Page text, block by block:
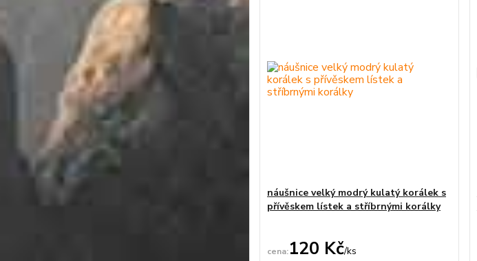
náušnice velký modrý kulatý korálek s
přívěskem lístek a stříbrnými korálky
120 Kč/ks